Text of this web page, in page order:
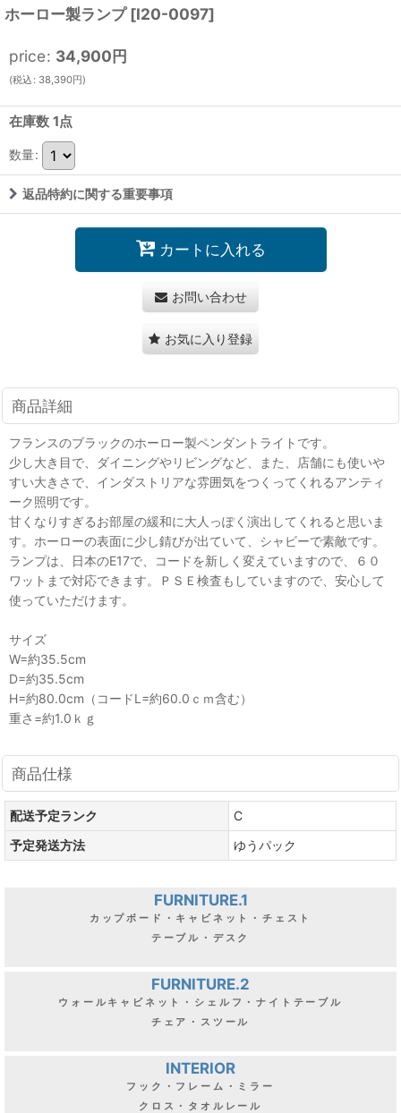
ホーロー製ランプ [I20-0097]
price: 34,900円
(税込 : 38,390円)
在庫数 1点
数量:
返品特約に関する重要事項
カートに入れる
お問い合わせ
お気に入り登録
商品詳細
フランスのブラックのホーロー製ペンダントライトです。
少し大き目で、ダイニングやリビングなど、また、店舗にも使いや
すい大きさで、インダストリアな雰囲気をつくってくれるアンティ
ーク照明です。
甘くなりすぎるお部屋の緩和に大人っぽく演出してくれると思いま
す。ホーローの表面に少し錆びが出ていて、シャビーで素敵です。
ランプは、日本のE17で、コードを新しく変えていますので、６０
ワットまで対応できます。ＰＳＥ検査もしていますので、安心して
使っていただけます。
サイズ
W=約35.5cm
D=約35.5cm
H=約80.0cm（コードL=約60.0ｃｍ含む）
重さ=約1.0ｋｇ
商品仕様
配送予定ランク
C
予定発送方法
ゆうパック
FURNITURE.1
カップボード・キャビネット・チェスト
テーブル・デスク
FURNITURE.2
ウォールキャビネット・シェルフ・ナイトテーブル
チェア・スツール
INTERIOR
フック・フレーム・ミラー
クロス・タオルレール